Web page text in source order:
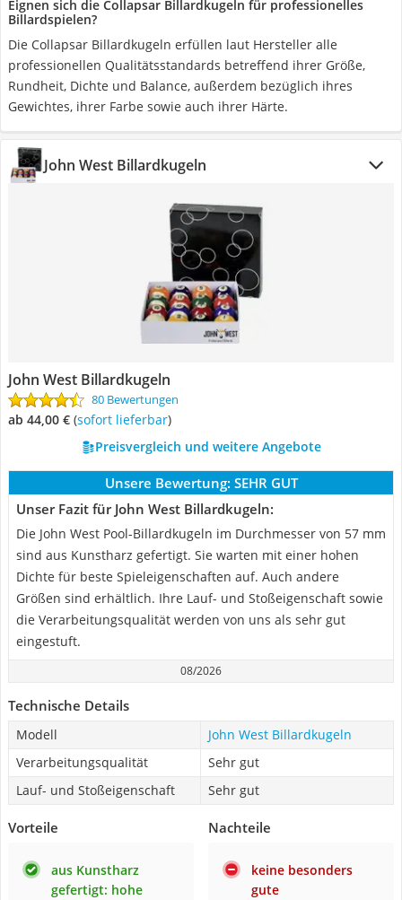
Eignen sich die Collapsar Billardkugeln für professionelles
Billardspielen?
Die Collapsar Billardkugeln erfüllen laut Hersteller alle
professionellen Qualitätsstandards betreffend ihrer Größe,
Rundheit, Dichte und Balance, außerdem bezüglich ihres
Gewichtes, ihrer Farbe sowie auch ihrer Härte.
John West Billardkugeln
John West Billardkugeln
80 Bewertungen
ab 44,00 € ( Sofort lieferbar)
Preisvergleich und weitere Angebote
Unsere Bewertung: SEHR GUT
Unser Fazit für John West Billardkugeln:
Die John West Pool-Billardkugeln im Durchmesser von 57 mm
sind aus Kunstharz gefertigt. Sie warten mit einer hohen
Dichte für beste Spieleigenschaften auf. Auch andere
Größen sind erhältlich. Ihre Lauf- und Stoßeigenschaft sowie
die Verarbeitungsqualität werden von uns als sehr gut
eingestuft.
08/2026
Technische Details
Modell
John West Billardkugeln
Verarbeitungsqualität
Sehr gut
Lauf- und Stoßeigenschaft
Sehr gut
Vorteile
aus Kunstharz
gefertigt: hohe
Nachteile
keine besonders
gute